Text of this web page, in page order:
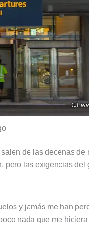
de las decenas de
pero las exigencias
y jamás me han
nada que me